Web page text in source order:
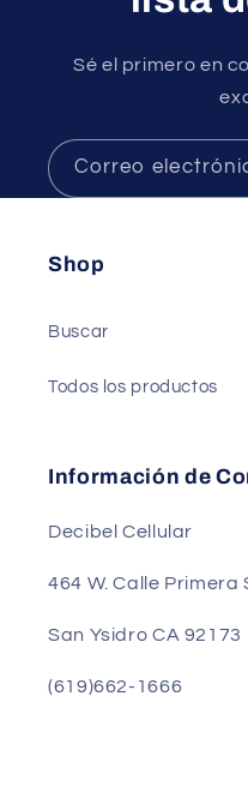
Sé el primero en
Correo
Shop
Buscar
Todos los productos
Información de
Decibel Cellular
464 W. Calle Primera
San Ysidro CA 92173
(619)662-1666